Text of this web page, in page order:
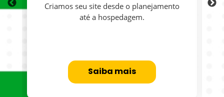
Criamos seu site desde o planejamento
até a hospedagem.
Saiba mais